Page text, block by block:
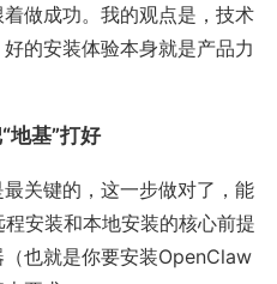
做成功。我的观点是，技术
的安装体验本身就是产品力
地基”打好
关键的，这一步做对了，能
安装和本地安装的核心前提
也就是你要安装OpenClaw